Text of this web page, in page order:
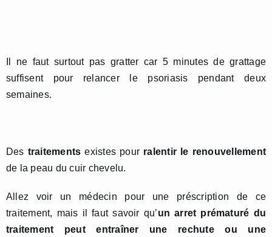
Il ne faut surtout pas gratter car 5 minutes de grattage
suffisent pour relancer le psoriasis pendant deux
semaines.
Des traitementsexistes pour ralentir le renouvellement
de la peau du cuir chevelu.
Allez voir un médecin pour une préscription de ce
traitement, mais il faut savoir qu’un arret prématuré du
traitement peut entraîner une rechute ou une